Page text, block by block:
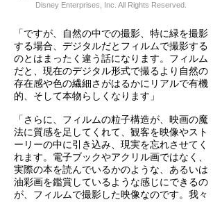
Disney Enterprises, Inc. All Rights Reserved.
「ですが、自然の中での撮影、特に緑を撮影
する場合、デジタルだとフィルムで撮影する
のとはまったく違う話になります。フィルム
だと、現在のデジタル形式で撮るより自然の
存在感や色の繊細さがはるかにリアルで有機
的、そして本物らしくなります」
「さらに、フィルムの粒子構造が、映画の魔
法に質感を足してくれて、観客を映像やスト
ーリーの中に引き込み、現実を忘れさせてく
れます。電子ブックやアクリル画ではなく、
実際の本を読んでいるかのような、あるいは
油彩画を鑑賞しているような感じにできるの
が、フィルムで撮影した映像なのです。我々